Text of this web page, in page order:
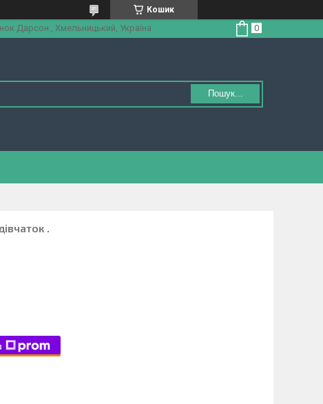
Кошик
Дарсон., Хмельницький, Україна
Пошук...
.